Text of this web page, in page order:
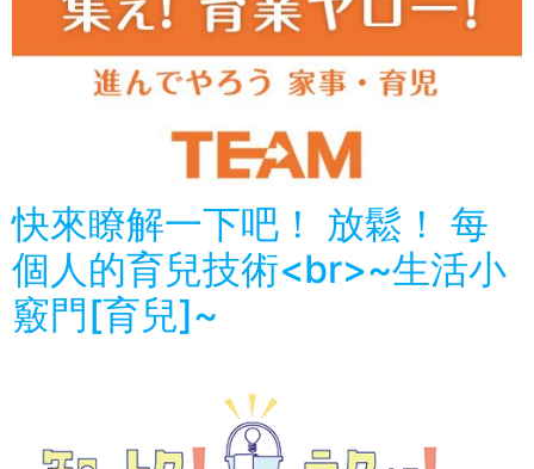
快來瞭解一下吧！ 放鬆！ 每
個人的育兒技術<br>~生活小
竅門[育兒]~